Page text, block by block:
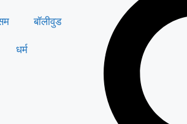
बॉलीवुड
धर्म